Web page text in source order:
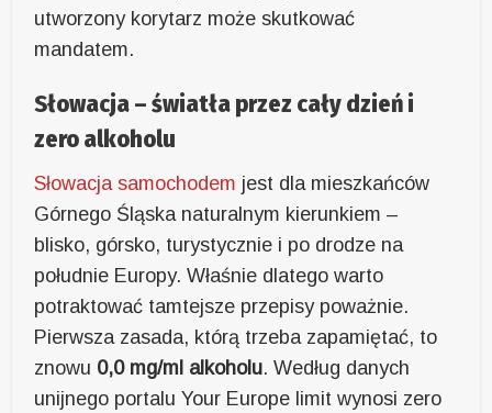
utworzony korytarz może skutkować
mandatem.
Słowacja – światła przez cały dzień i
zero alkoholu
Słowacja samochodem jest dla mieszkańców
Górnego Śląska naturalnym kierunkiem –
blisko, górsko, turystycznie i po drodze na
południe Europy. Właśnie dlatego warto
potraktować tamtejsze przepisy poważnie.
Pierwsza zasada, którą trzeba zapamiętać, to
znowu 0,0 mg/ml alkoholu. Według danych
unijnego portalu Your Europe limit wynosi zero